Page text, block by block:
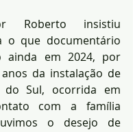
Roberto insistiu
o que documentário
ainda em 2024, por
da instalação de
do Sul, ocorrida em
com a família
o desejo de